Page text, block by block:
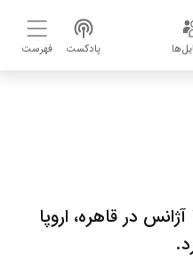
پادکست فهرست
در قاهره، اروپا